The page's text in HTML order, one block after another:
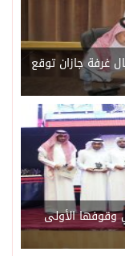
الأعمال غرفة جازان توقع
وقوفها الأولى